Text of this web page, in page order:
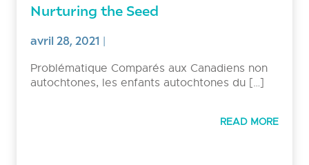
Nurturing the Seed
avril 28, 2021 |
Problématique Comparés aux Canadiens non
autochtones, les enfants autochtones du […]
READ MORE